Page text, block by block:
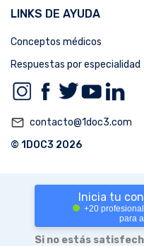
Inicia tu
+20
para
Si no estás
LINKS DE AYUDA
Conceptos médicos
Respuestas por especialidad
mail_outline contacto@1doc3.com
© 1DOC3 2026